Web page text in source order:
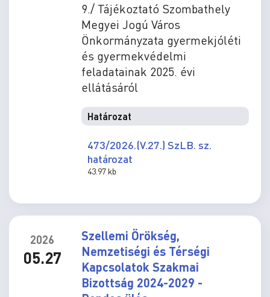
9./ Tájékoztató Szombathely
Megyei Jogú Város
Önkormányzata gyermekjóléti
és gyermekvédelmi
feladatainak 2025. évi
ellátásáról
Határozat
473/2026.(V.27.) SzLB. sz.
határozat
43.97 kb
2026
05.27
Szellemi Örökség,
Nemzetiségi és Térségi
Kapcsolatok Szakmai
Bizottság 2024-2029 -